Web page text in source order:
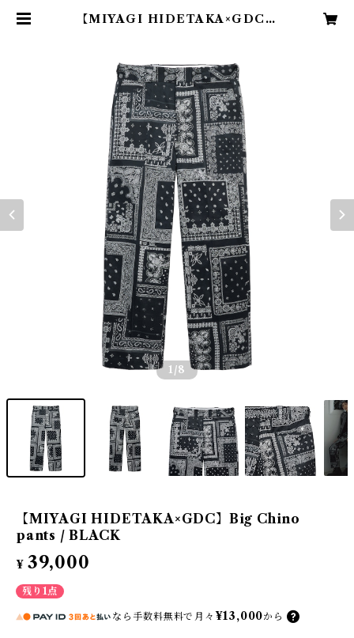
【MIYAGI HIDETAKA×GDC】
1 /8
【MIYAGI HIDETAKA×GDC】Big Chino
pants / BLACK
¥ 39,000
残り1点
なら 手数料無料で 月々 ¥13,000から